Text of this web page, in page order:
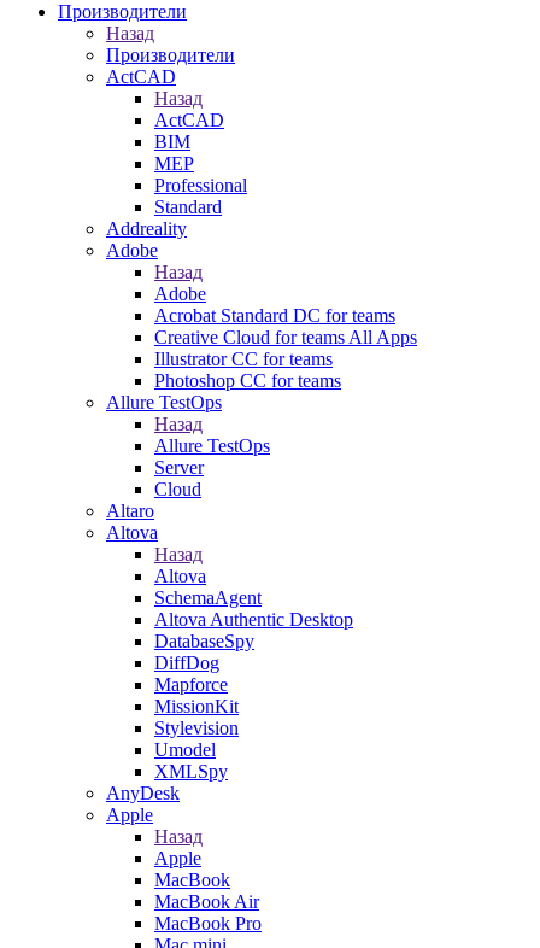
Производители
Назад
Производители
ActCAD
Назад
ActCAD
BIM
MEP
Professional
Standard
Addreality
Adobe
Назад
Adobe
Acrobat Standard DC for teams
Creative Cloud for teams All Apps
Illustrator CC for teams
Photoshop CC for teams
Allure TestOps
Назад
Allure TestOps
Server
Cloud
Altaro
Altova
Назад
Altova
SchemaAgent
Altova Authentic Desktop
DatabaseSpy
DiffDog
Mapforce
MissionKit
Stylevision
Umodel
XMLSpy
AnyDesk
Apple
Назад
Apple
MacBook
MacBook Air
MacBook Pro